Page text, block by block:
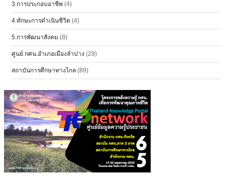
3.การประกอบอาชีพ (4)
4.ทักษะการดำเนินชีวิต (4)
5.การพัฒนาสังคม (8)
ศูนย์ กศน.อำเภอเมืองลำปาง (29)
สถาบันการศึกษาทางไกล (89)